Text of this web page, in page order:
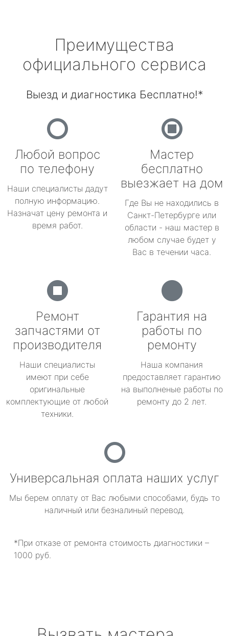
Преимущества
официального сервиса
Выезд и диагностика Бесплатно!*
Любой вопрос
по телефону
Наши специалисты дадут
полную информацию.
Назначат цену ремонта и
время работ.
Мастер
бесплатно
выезжает на дом
Где Вы не находились в
Санкт-Петербурге или
области - наш мастер в
любом случае будет у
Вас в течении часа.
Ремонт
запчастями от
производителя
Наши специалисты
имеют при себе
оригинальные
комплектующие от любой
техники.
Гарантия на
работы по
ремонту
Наша компания
предоставляет гарантию
на выполненые работы по
ремонту до 2 лет.
Универсальная оплата наших услуг
Мы берем оплату от Вас любыми способами, будь то
наличный или безналиный перевод.
*При отказе от ремонта стоимость диагностики –
1000 руб.